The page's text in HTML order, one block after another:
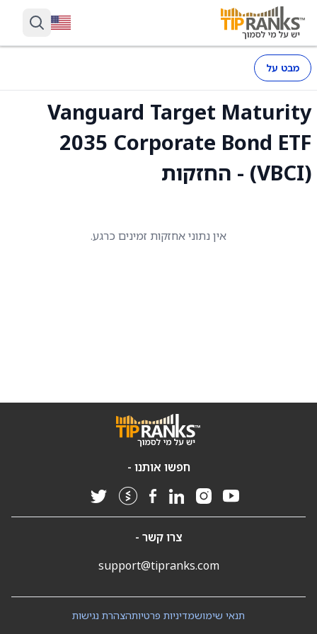
מבט על
Vanguard Target Maturity
2035 Corporate Bond ETF
(VBCI) - החזקות
אין נתוני אחזקות זמינים כרגע.
חפשו אותנו -
צרו קשר -
support@tipranks.com
הצהרת נגישותמדיניות פרטיותתנאי שימוש